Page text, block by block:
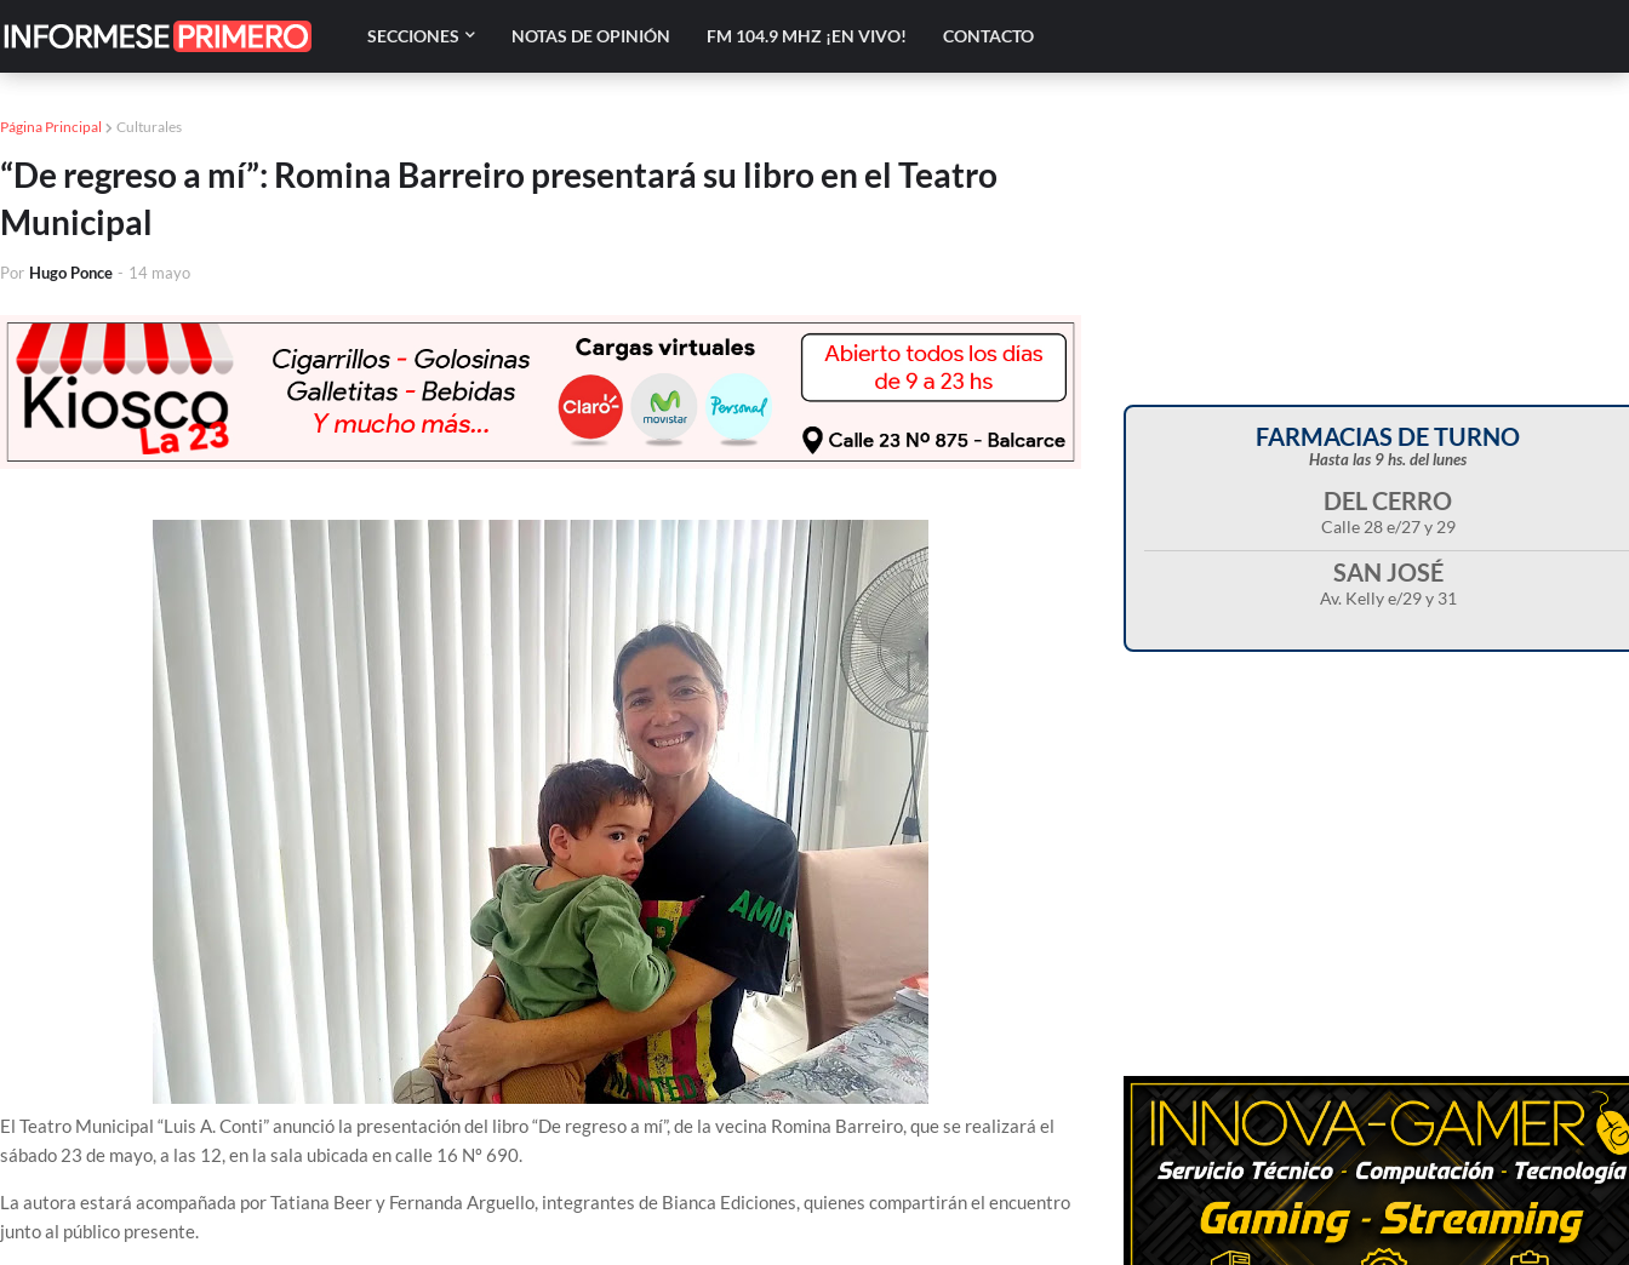
SECCIONES NOTAS DE OPINIÓN FM 104.9 MHZ ¡EN VIVO! CONTACTO
Página Principal Culturales
“De regreso a mí”: Romina Barreiro presentará su libro en el Teatro
Municipal
Por Hugo Ponce - 14 mayo
El Teatro Municipal “Luis A. Conti” anunció la presentación del libro “De regreso a mí”, de la vecina Romina Barreiro, que se realizará el
sábado 23 de mayo, a las 12, en la sala ubicada en calle 16 Nº 690.
La autora estará acompañada por Tatiana Beer y Fernanda Arguello, integrantes de Bianca Ediciones, quienes compartirán el encuentro
junto al público presente.
FARMACIAS DE TURNO
Hasta las 9 hs. del lunes
DEL CERRO
Calle 28 e/27 y 29
SAN JOSÉ
Av. Kelly e/29 y 31